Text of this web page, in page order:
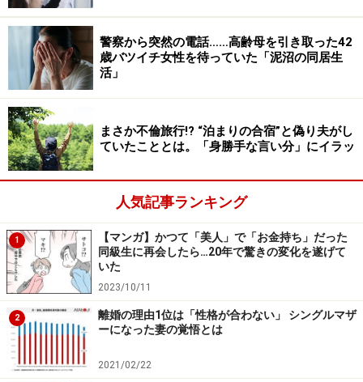
してくれるけど洗い残しが多いから」などの理由が多く
聞かれました。
夫婦でうまく家事分担するポイント3つ
妻へのアンケートで浮かび上がってきた、夫婦の家事分
担の現状と課題。これらをふまえ、よりスムーズに家事
分担する際のポイントを紹介します。
1. 家計管理の方法を見直す
夫婦のライフスタイルは、転職、妻の妊娠・出産により
変化します。忙しさに流され、ライフスタイルの変化に
応じた家計管理の見直しを怠ってしまうと、「子どもの
教育費を貯めていきたいのに貯金がなかなかできない」
「食費を節約したいのに協力してくれない」など夫婦間
の摩擦につながります。
警察から突然の電話……高齢母を引き取った42
歳バツイチ女性を待っていた「泥沼の同居生
活」
まさか不倫旅行!? “泊まりの合宿”と偽り夫がし
ていたこととは。「身勝手な言い分」にイラッ
人気記事ランキング
1
【マンガ】かつて「美人」で「お金持ち」だった
同級生に再会したら…20年で驚きの変化を遂げて
いた
2023/10/11
2
離婚の理由1位は「性格が合わない」 シングルマザ
ーになった妻の覚悟とは
2021/02/22